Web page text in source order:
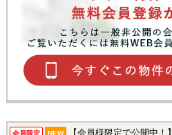
会員限定 NEW 【会員様限定で公開中！】